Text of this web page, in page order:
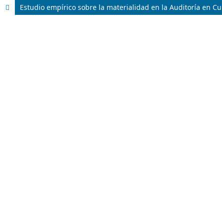
Estudio empírico sobre la materialidad en la Auditoría en